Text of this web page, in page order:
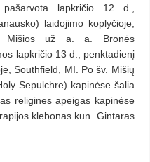
lapkričio 12 d.,
laidojimo koplyčioje,
Mišios už a. a. Bronės
lapkričio 13 d., penktadienį
Southfield, MI. Po šv. Mišių
Sepulchre) kapinėse šalia
religines apeigas kapinėse
klebonas kun. Gintaras